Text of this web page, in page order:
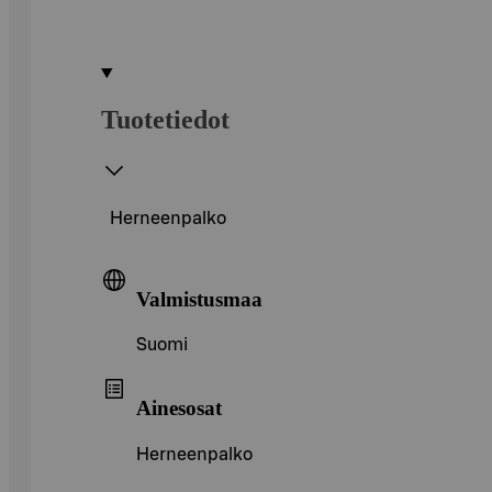
Tuotetiedot
Herneenpalko
Valmistusmaa
Suomi
Ainesosat
Herneenpalko